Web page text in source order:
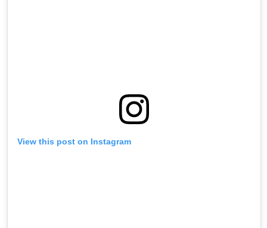
View this post on Instagram